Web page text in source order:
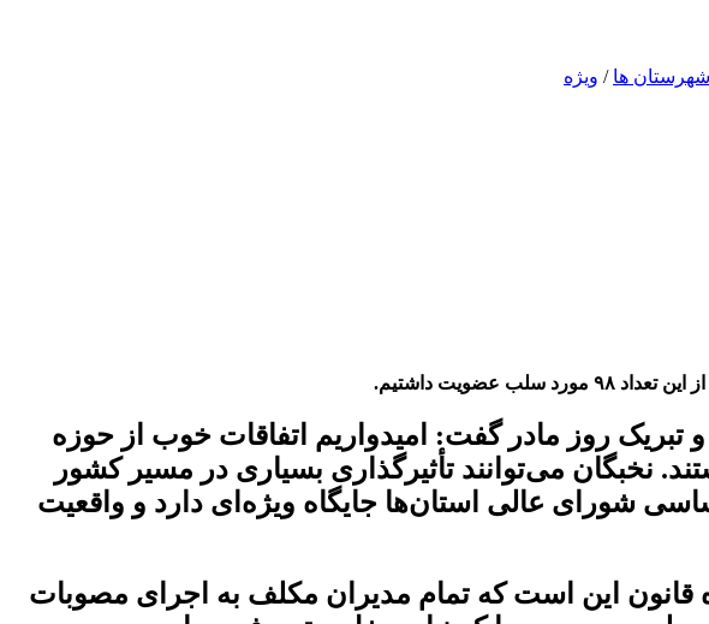
شهرستان ها / ویژه
روز مادر گفت: امیدواریم اتفاقات خوب از حوزه
نخبگان می‌توانند تأثیرگذاری بسیاری در مسیر کشور
شورای عالی استان‌ها جایگاه ویژه‌ای دارد و واقعیت
قانون این است که تمام مدیران مکلف به اجرای مصوبات